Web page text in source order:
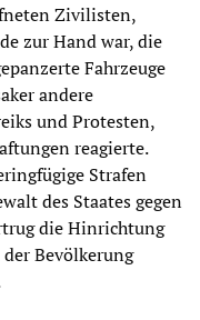
Zivilisten,
zur Hand war, die
Fahrzeuge
andere
und Protesten,
reagierte.
Strafen
des Staates gegen
die Hinrichtung
Bevölkerung